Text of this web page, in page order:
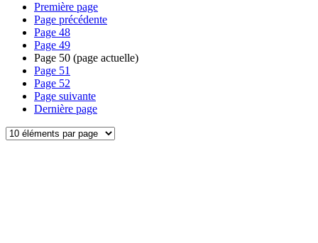
Première page
Page précédente
Page 48
Page 49
Page 50 (page actuelle)
Page 51
Page 52
Page suivante
Dernière page